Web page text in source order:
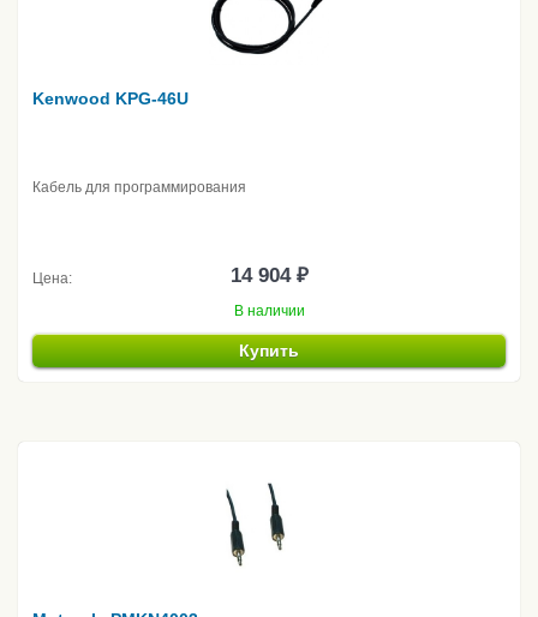
Kenwood KPG-46U
Кабель для программирования
Цена: 14 904 ₽
В наличии
Купить